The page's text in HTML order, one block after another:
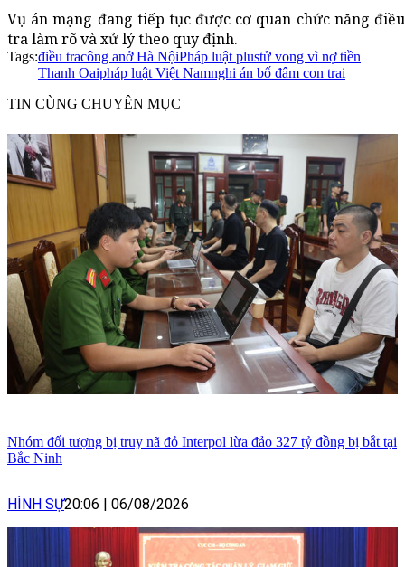
Vụ án mạng đang tiếp tục được cơ quan chức năng điều
tra làm rõ và xử lý theo quy định.
Tags:điều tracông anở Hà NộiPháp luật plustử vong vì nợ tiền
Thanh Oaipháp luật Việt Namnghi án bố đâm con trai
TIN CÙNG CHUYÊN MỤC
Nhóm đối tượng bị truy nã đỏ Interpol lừa đảo 327 tỷ đồng bị bắt tại
Bắc Ninh
HÌNH SỰ20:06 06/08/2026